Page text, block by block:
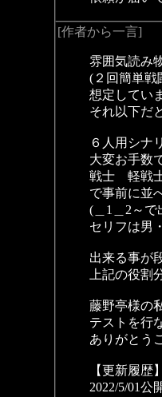
[作者から一言]
雰囲気読み
(２回簡単戦
想定してい
それ以下だ
６人用シナ
大変お手数
戦士 軽戦
で事前に並
(＿1＿2～で
セリフは男
出来る事が
上記の役割
藤野亭様の
テストを行
ありがとう
【更新履歴】
2022/5/01公